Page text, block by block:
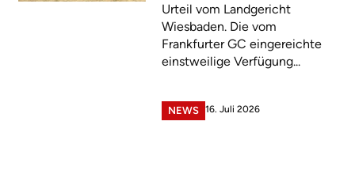
Urteil vom Landgericht
Wiesbaden. Die vom
Frankfurter GC eingereichte
einstweilige Verfügung...
NEWS 16. Juli 2026